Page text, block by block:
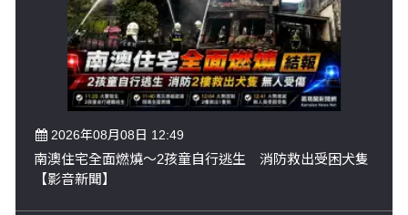
2026年08月08日 12:49
南澳住宅全面燃燒～2孩童自行逃生 消防救出受困犬隻
【影音新聞】